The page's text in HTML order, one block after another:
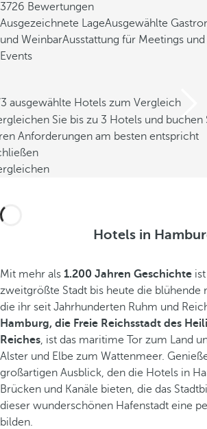
3726 Bewertungen
Ausgezeichnete LageAusgewählte
und WeinbarAusstattung für Meetings und
Events
ausgewählte Hotels zum Vergleich
Sie bis zu 3 Hotels und buchen
Anforderungen am besten entspricht
Hotels in
Mit mehr als 1.200 Jahren Geschichte
zweitgrößte Stadt bis heute die blühende
die ihr seit Jahrhunderten Ruhm und
Hamburg, die Freie Reichsstadt des
Reiches, ist das maritime Tor zum Land
Alster und Elbe zum Wattenmeer.
großartigen Ausblick, den die Hotels in
Brücken und Kanäle bieten, die das
dieser wunderschönen Hafenstadt eine
bilden.